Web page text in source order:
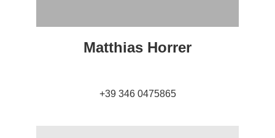
Matthias Horrer
+39 346 0475865